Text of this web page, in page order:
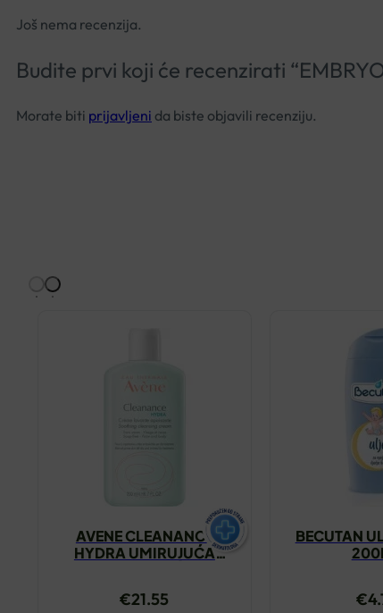
Još nema recenzija.
Budite prvi koji će recenzirati
Morate biti prijavljeni da biste objavili recenziju.
AVENE CLEANANCE
HYDRA UMIRUJUĆA
€21.55
BECUTAN
€